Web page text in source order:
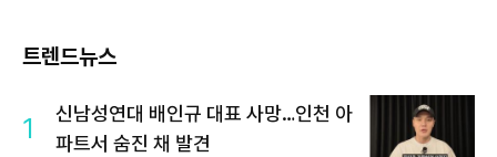
트렌드뉴스
1
신남성연대 배인규 대표 사망…인천 아
파트서 숨진 채 발견